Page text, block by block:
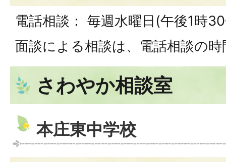
電話相談： 毎週水曜日(午後1時
面談による相談は、電話相談の
さわやか相談室
本庄東中学校